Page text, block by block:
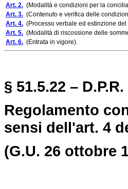
Art. 2. (Modalità e condizioni per la
Art. 3. (Contenuto e verifica delle
Art. 4. (Processo verbale ed estinzione
Art. 5. (Modalità di riscossione delle
Art. 6. (Entrata in vigore).
§ 51.5.22 –
Regolamento
sensi dell'art. 4
(G.U. 26 ottobre